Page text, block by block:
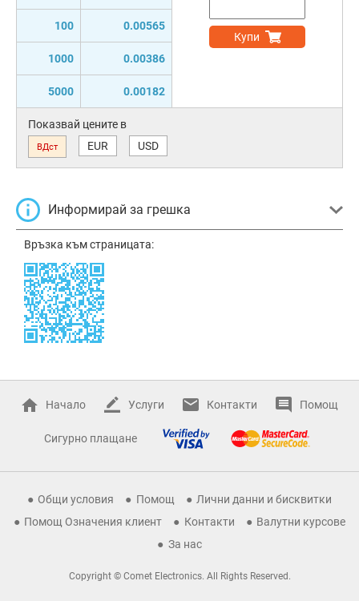
100 0.00565
1000 0.00386
5000 0.00182
Купи
Показвай цените в
ВДст EUR USD
Информирай за грешка
Връзка към страницата:
Начало Услуги Контакти Помощ
Сигурно плащане
Общи условия Помощ
Лични данни и бисквитки
Помощ Означения клиент
Контакти
Валутни курсове
За нас
Copyright © Comet Electronics. All Rights Reserved.